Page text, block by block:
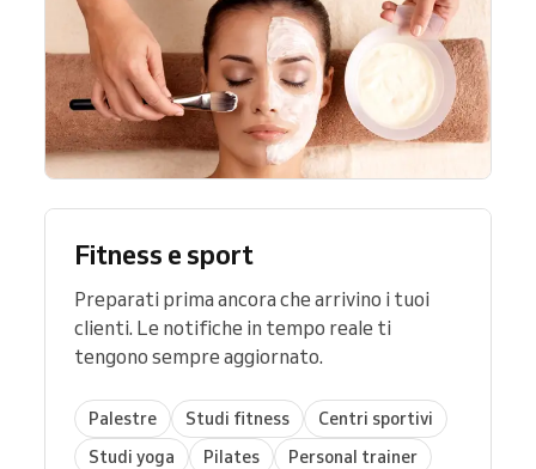
Fitness e sport
Preparati prima ancora che arrivino i tuoi
clienti. Le notifiche in tempo reale ti
tengono sempre aggiornato.
Palestre Studi fitness
Centri sportivi
Studi yoga
Pilates
Personal trainer